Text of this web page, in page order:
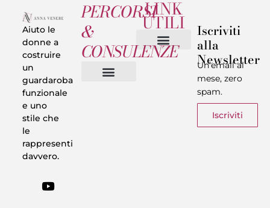
Aiuto le
donne a
costruire
un
guardaroba
funzionale
e uno
stile che
le
rappresenti
davvero.
PERCORSI
&
CONSULENZE
LINK
UTILI Iscriviti
alla
Newsletter
Un’email al
mese, zero
spam.
Iscriviti